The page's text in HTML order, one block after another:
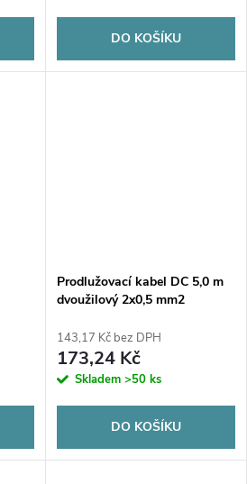
DO KOŠÍKU
Prodlužovací kabel DC 5,0 m
dvoužilový 2x0,5 mm2
2,1x5,5 mm
143,17 Kč bez DPH
173,24 Kč
Skladem >50 ks
DO KOŠÍKU